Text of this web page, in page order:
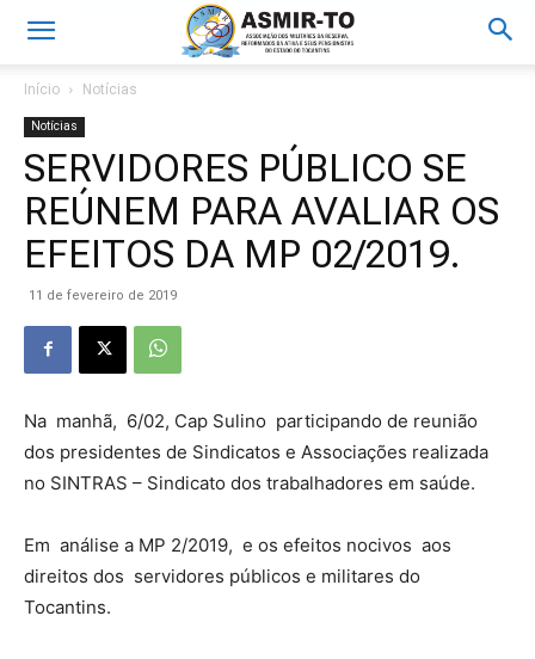
Início Notícias
Notícias
SERVIDORES PÚBLICO SE
REÚNEM PARA AVALIAR OS
EFEITOS DA MP 02/2019.
11 de fevereiro de 2019
Na manhã, 6/02, Cap Sulino participando de reunião
dos presidentes de Sindicatos e Associações realizada
no SINTRAS – Sindicato dos trabalhadores em saúde.
Em análise a MP 2/2019, e os efeitos nocivos aos
direitos dos servidores públicos e militares do
Tocantins.